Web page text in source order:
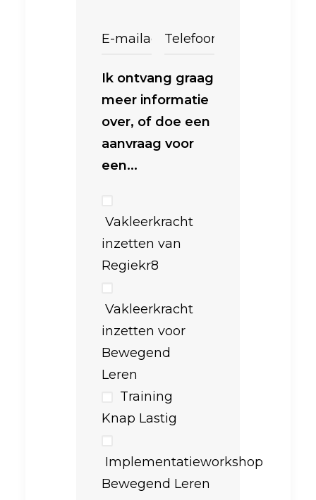
Ik ontvang graag
meer informatie
over, of doe een
aanvraag voor
een...
Vakleerkracht
inzetten van
Regiekr8
Vakleerkracht
inzetten voor
Bewegend
Leren
Training
Knap Lastig
Implementatieworkshop
Bewegend Leren